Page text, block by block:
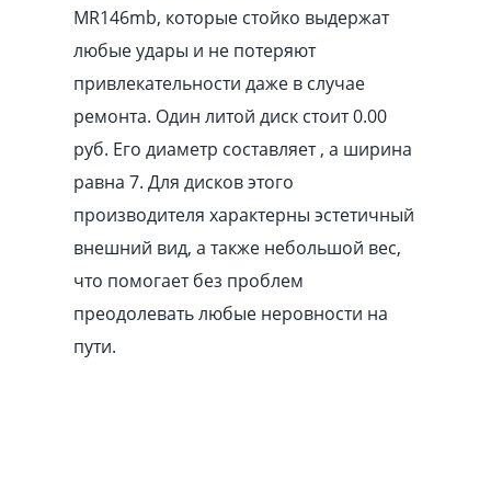
MR146mb, которые стойко выдержат
любые удары и не потеряют
привлекательности даже в случае
ремонта. Один литой диск стоит 0.00
pуб. Его диаметр составляет , а ширина
равна 7. Для дисков этого
производителя характерны эстетичный
внешний вид, а также небольшой вес,
что помогает без проблем
преодолевать любые неровности на
пути.